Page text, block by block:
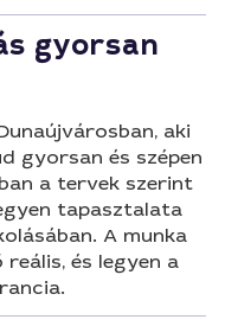
gyorsan
aki
gyorsan és szépen
a tervek szerint
tapasztalata
A munka
és legyen a